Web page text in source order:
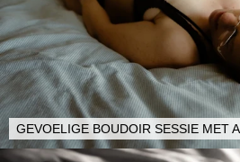
GEVOELIGE BOUDOIR SESSIE MET